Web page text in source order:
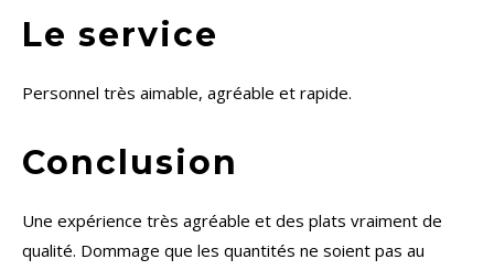
Le service
Personnel très aimable, agréable et rapide.
Conclusion
Une expérience très agréable et des plats vraiment de
qualité. Dommage que les quantités ne soient pas au